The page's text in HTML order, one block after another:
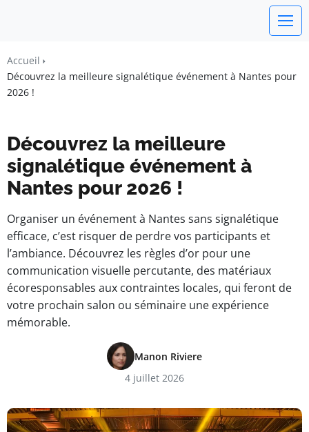
BUSINESS INSIGHTS FOR FRANCE
Accueil
Découvrez la meilleure signalétique événement à Nantes pour
2026 !
Découvrez la meilleure
signalétique événement à
Nantes pour 2026 !
Organiser un événement à Nantes sans signalétique
efficace, c’est risquer de perdre vos participants et
l’ambiance. Découvrez les règles d’or pour une
communication visuelle percutante, des matériaux
écoresponsables aux contraintes locales, qui feront de
votre prochain salon ou séminaire une expérience
mémorable.
Manon Riviere
4 juillet 2026